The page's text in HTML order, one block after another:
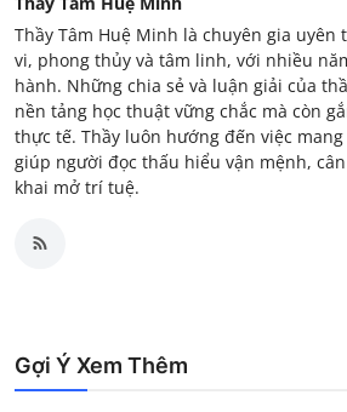
Thầy Tâm Huệ Minh là chuyên gia
vi, phong thủy và tâm linh, với nhiều
hành. Những chia sẻ và luận giải của
nền tảng học thuật vững chắc mà còn
thực tế. Thầy luôn hướng đến việc
giúp người đọc thấu hiểu vận mệnh,
khai mở trí tuệ.
Gợi Ý Xem Thêm